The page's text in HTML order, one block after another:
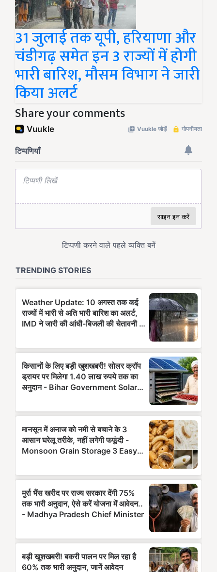
31 जुलाई तक यूपी, हरियाणा और
चंडीगढ़ समेत इन 3 राज्यों में होगी
भारी बारिश, मौसम विभाग ने जारी
किया अलर्ट
Share your comments